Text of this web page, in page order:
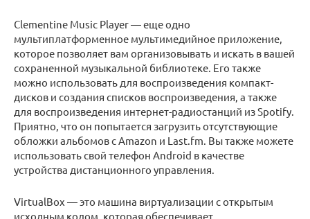
Clementine Music Player — еще одно
мультиплатформенное мультимедийное приложение,
которое позволяет вам организовывать и искать в вашей
сохраненной музыкальной библиотеке. Его также
можно использовать для воспроизведения компакт-
дисков и создания списков воспроизведения, а также
для воспроизведения интернет-радиостанций из Spotify.
Приятно, что он попытается загрузить отсутствующие
обложки альбомов с Amazon и Last.fm. Вы также можете
использовать свой телефон Android в качестве
устройства дистанционного управления.
VirtualBox — это машина виртуализации с открытым
исходным кодом, которая обеспечивает